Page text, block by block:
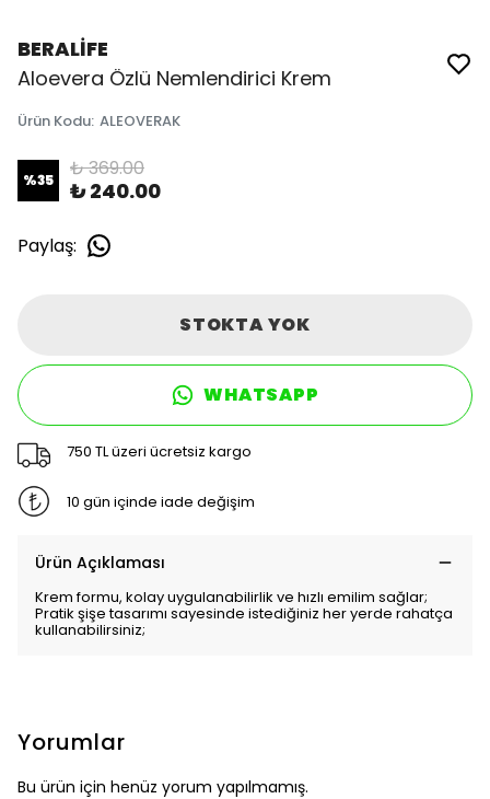
BERALİFE
Aloevera Özlü Nemlendirici Krem
Ürün Kodu: ALEOVERAK
%35 ₺ 369.00
₺ 240.00
Paylaş:
STOKTA YOK
WHATSAPP
750 TL üzeri ücretsiz kargo
10 gün içinde iade değişim
Ürün Açıklaması
Krem formu, kolay uygulanabilirlik ve hızlı emilim sağlar;
Pratik şişe tasarımı sayesinde istediğiniz her yerde rahatça
kullanabilirsiniz;
Yorumlar
Bu ürün için henüz yorum yapılmamış.